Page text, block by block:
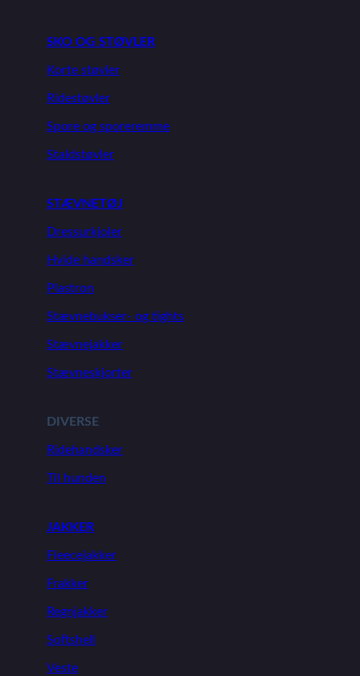
SKO OG STØVLER
Korte støvler
Ridestøvler
Spore og sporeremme
Staldstøvler
STÆVNETØJ
Dressurkjoler
Hvide handsker
Plastron
Stævnebukser- og tights
Stævnejakker
Stævneskjorter
DIVERSE
Ridehandsker
Til hunden
JAKKER
Fleecejakker
Frakker
Regnjakker
Softshell
Veste